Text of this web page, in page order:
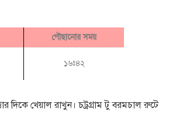
পৌছানোর সময়
১৬ঃ৪২
দিকে খেয়াল রাখুন। চট্রগ্রাম টু বরমচাল রুটে